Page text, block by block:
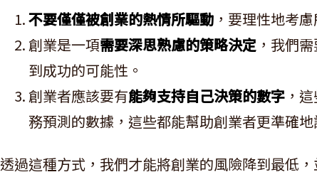
不要僅僅被創業的熱情所驅動 ，要理性地考
創業是一項需要深思熟慮的策略決定 ，我們
到成功的可能性。
創業者應該要有能夠支持自己決策的數字 ，
務預測的數據，這些都能幫助創業者更準確地
透過這種方式，我們才能將創業的風險降到最低